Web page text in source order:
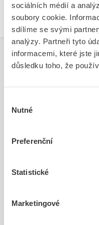
sociálních médií a
soubory cookie.
sdílíme se svými
analýzy. Partneři tyto
informacemi, které jste
důsledku toho, že
souhlasu
Nutné
Preferenční
Statistické
Marketingové
Kód ELFETEX 11.297.859